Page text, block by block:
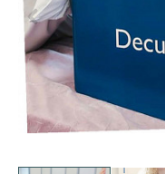
Previous